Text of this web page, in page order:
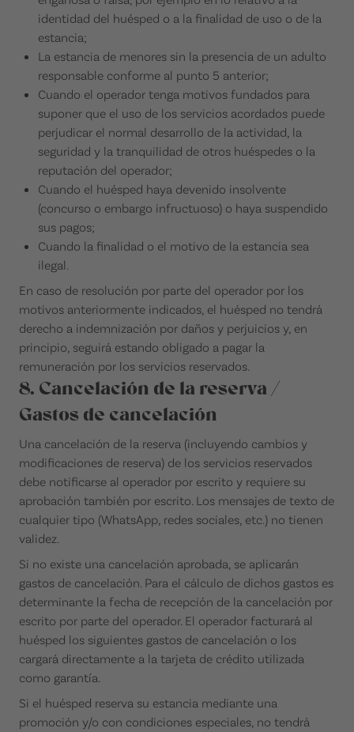
identidad del huésped o a la finalidad de uso o de la
estancia;
La estancia de menores sin la presencia de un adulto
responsable conforme al punto 5 anterior;
Cuando el operador tenga motivos fundados para
suponer que el uso de los servicios acordados puede
perjudicar el normal desarrollo de la actividad, la
seguridad y la tranquilidad de otros huéspedes o la
reputación del operador;
Cuando el huésped haya devenido insolvente
(concurso o embargo infructuoso) o haya suspendido
sus pagos;
Cuando la finalidad o el motivo de la estancia sea
ilegal.
En caso de resolución por parte del operador por los
motivos anteriormente indicados, el huésped no tendrá
derecho a indemnización por daños y perjuicios y, en
principio, seguirá estando obligado a pagar la
remuneración por los servicios reservados.
8. Cancelación de la reserva /
Gastos de cancelación
Una cancelación de la reserva (incluyendo cambios y
modificaciones de reserva) de los servicios reservados
debe notificarse al operador por escrito y requiere su
aprobación también por escrito. Los mensajes de texto de
cualquier tipo (WhatsApp, redes sociales, etc.) no tienen
validez.
Si no existe una cancelación aprobada, se aplicarán
gastos de cancelación. Para el cálculo de dichos gastos es
determinante la fecha de recepción de la cancelación por
escrito por parte del operador. El operador facturará al
huésped los siguientes gastos de cancelación o los
cargará directamente a la tarjeta de crédito utilizada
como garantía.
Si el huésped reserva su estancia mediante una
promoción y/o con condiciones especiales, no tendrá